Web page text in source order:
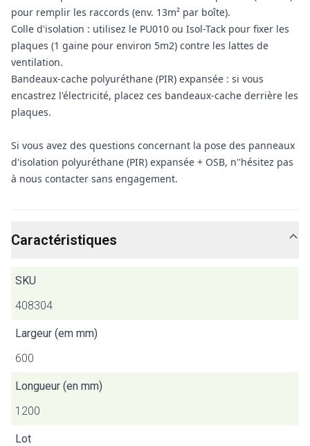
pour remplir les raccords (env. 13m² par boîte).
Colle d'isolation : utilisez le PU010 ou Isol-Tack pour fixer les
plaques (1 gaine pour environ 5m2) contre les lattes de
ventilation.
Bandeaux-cache polyuréthane (PIR) expansée : si vous
encastrez l'électricité, placez ces bandeaux-cache derrière les
plaques.
Si vous avez des questions concernant la pose des panneaux
d'isolation polyuréthane (PIR) expansée + OSB, n''hésitez pas
à nous contacter sans engagement.
Caractéristiques
SKU
408304
Largeur (em mm)
600
Longueur (en mm)
1200
Lot